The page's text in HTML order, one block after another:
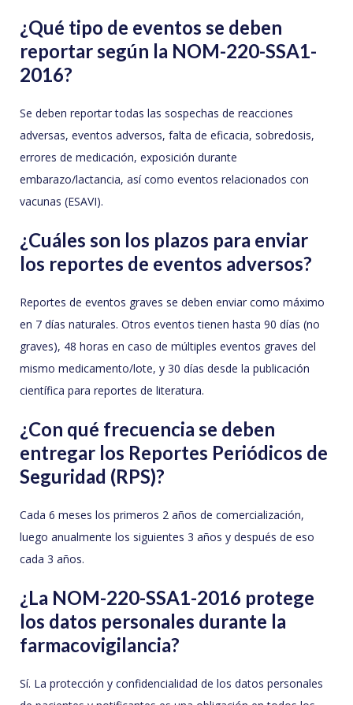
¿Qué tipo de eventos se deben
reportar según la NOM-220-SSA1-
2016?
Se deben reportar todas las sospechas de reacciones
adversas, eventos adversos, falta de eficacia, sobredosis,
errores de medicación, exposición durante
embarazo/lactancia, así como eventos relacionados con
vacunas (ESAVI).
¿Cuáles son los plazos para enviar
los reportes de eventos adversos?
Reportes de eventos graves se deben enviar como máximo
en 7 días naturales. Otros eventos tienen hasta 90 días (no
graves), 48 horas en caso de múltiples eventos graves del
mismo medicamento/lote, y 30 días desde la publicación
científica para reportes de literatura.
¿Con qué frecuencia se deben
entregar los Reportes Periódicos de
Seguridad (RPS)?
Cada 6 meses los primeros 2 años de comercialización,
luego anualmente los siguientes 3 años y después de eso
cada 3 años.
¿La NOM-220-SSA1-2016 protege
los datos personales durante la
farmacovigilancia?
Sí. La protección y confidencialidad de los datos personales